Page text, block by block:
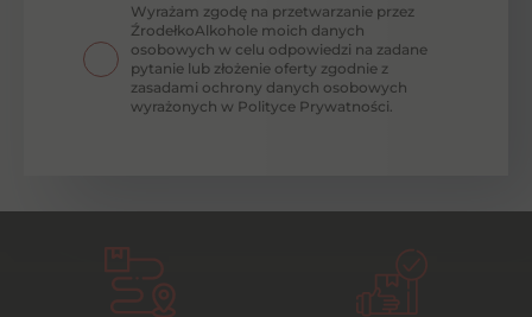
Wyrażam zgodę na przetwarzanie przez
ŹrodełkoAlkohole moich danych
osobowych w celu odpowiedzi na zadane
pytanie lub złożenie oferty zgodnie z
zasadami ochrony danych osobowych
wyrażonych w Polityce Prywatności.